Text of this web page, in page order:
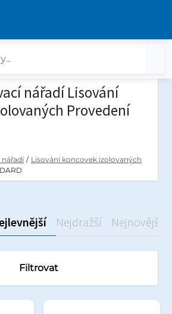
nářadí Lisování
Provedení
nářadí / Lisování koncovek izolovaných
Nejdražší Nejnovější
Filtrovat